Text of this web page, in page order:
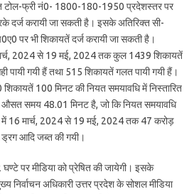
टोल-फ्री नं0- 1800-180-1950 प्रदेशस्तर पर
दर्ज करायी जा सकती है। इसके अतिरिक्त सी-
पर भी शिकायतें दर्ज करायी जा सकती है।
2024 से 19 मई, 2024 तक कुल 1439 शिकायतें
पायी गयी हैं तथा 515 शिकायतें गलत पायी गयी हैं।
100 मिनट की नियत समयावधि में निस्तारित
औसत समय 48.01 मिनट है, जो कि नियत समयावधि
16 मार्च, 2024 से 19 मई, 2024 तक 47 करोड़
आदि जब्त की गयी।
पर मीडिया को प्रेषित की जायेगी। इसके
निर्वाचन अधिकारी उत्तर प्रदेश के सोशल मीडिया